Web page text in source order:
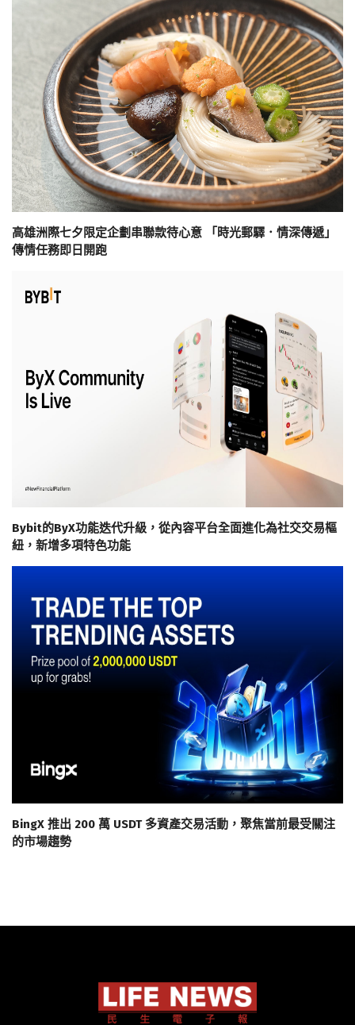
高雄洲際七夕限定企劃串聯款待心意 「時光郵驛．情深傳遞」
傳情任務即日開跑
Bybit的ByX功能迭代升級，從內容平台全面進化為社交交易樞
紐，新增多項特色功能
BingX 推出 200 萬 USDT 多資產交易活動，聚焦當前最受關注
的市場趨勢